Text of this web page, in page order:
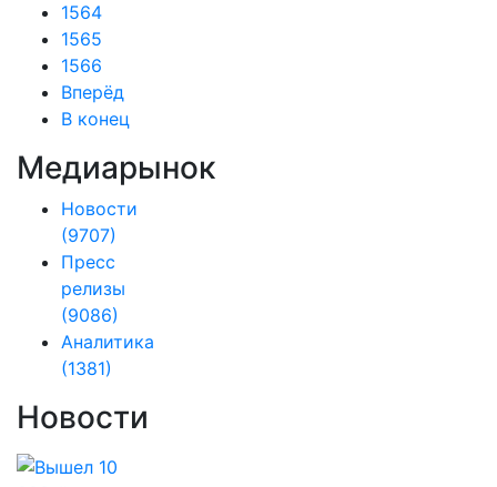
1564
1565
1566
Вперёд
В конец
Медиарынок
Новости
(9707)
Пресс
релизы
(9086)
Аналитика
(1381)
Новости